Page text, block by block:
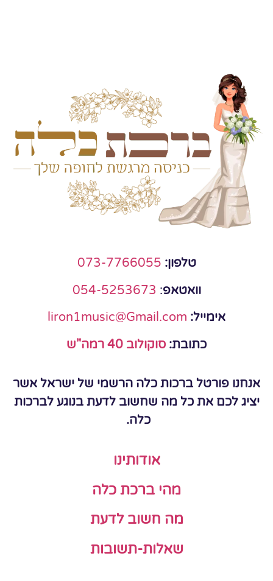
טלפון: 073-7766055
וואטאפ:
054-5253673
אימייל: liron1music@Gmail.com
כתובת: סוקולוב 40 רמה"ש
אנחנו פורטל ברכות כלה הרשמי של ישראל אשר
יציג לכם את כל מה שחשוב לדעת בנוגע לברכות
כלה.
אודותינו
מהי ברכת כלה
מה חשוב לדעת
שאלות-תשובות